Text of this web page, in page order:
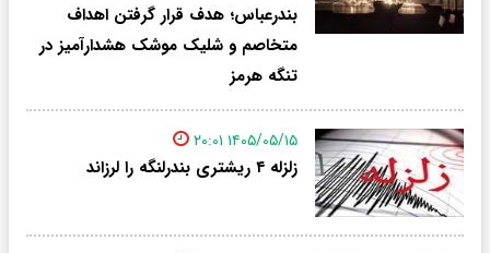
بندرعباس؛ هدف قرار گرفتن اهداف
متخاصم و شلیک موشک هشدارآمیز در
تنگه هرمز
۱۴۰۵/۰۵/۱۵ ۲۰:۰۱
زلزله ۴ ریشتری بندرلنگه را لرزاند